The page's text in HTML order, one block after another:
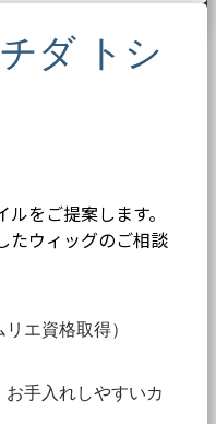
ダ トシ
をご提案します。
たウィッグのご相談
エ資格取得）
手入れしやすいカ